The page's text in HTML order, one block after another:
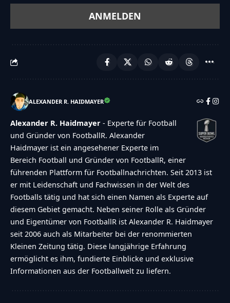
ALEXANDER R. HAIDMAYER
Alexander R. Haidmayer - Experte für Football
und Gründer von FootballR. Alexander
Haidmayer ist ein angesehener Experte im
Bereich Football und Gründer von FootballR, einer
führenden Plattform für Footballnachrichten. Seit 2013 ist
er mit Leidenschaft und Fachwissen in der Welt des
Footballs tätig und hat sich einen Namen als Experte auf
diesem Gebiet gemacht. Neben seiner Rolle als Gründer
und Eigentümer von FootballR ist Alexander R. Haidmayer
seit 2006 auch als Mitarbeiter bei der renommierten
Kleinen Zeitung tätig. Diese langjährige Erfahrung
ermöglicht es ihm, fundierte Einblicke und exklusive
Informationen aus der Footballwelt zu liefern.